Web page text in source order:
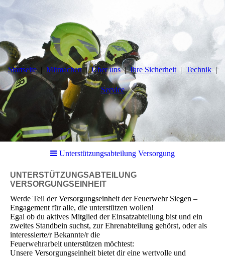
Startseite Mitmachen Über uns Ihre Sicherheit Technik
Service
Unterstützungsabteilung Versorgung
UNTERSTÜTZUNGSABTEILUNG
VERSORGUNGSEINHEIT
Werde Teil der Versorgungseinheit der Feuerwehr Siegen –
Engagement für alle, die unterstützen wollen!
Egal ob du aktives Mitglied der Einsatzabteilung bist und ein
zweites Standbein suchst, zur Ehrenabteilung gehörst, oder als
interessierte/r Bekannte/r die
Feuerwehrarbeit unterstützen möchtest:
Unsere Versorgungseinheit bietet dir eine wertvolle und